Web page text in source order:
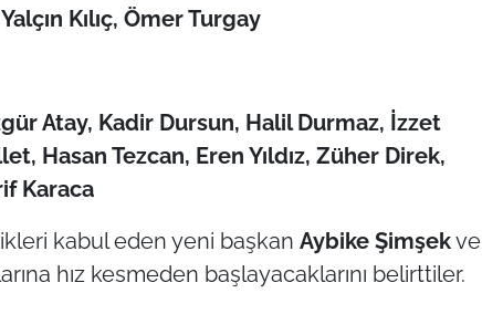
Kılıç, Ömer Turgay
Atay, Kadir Dursun, Halil Durmaz, İzzet
Hasan Tezcan, Eren Yıldız, Züher Direk,
Karaca
kabul eden yeni başkan Aybike Şimşekve
hız kesmeden başlayacaklarını belirttiler.